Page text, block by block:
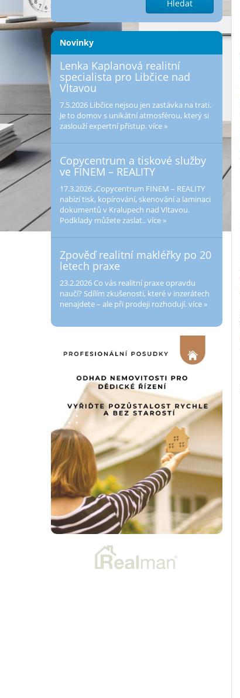
Hledat
Novinky
Lenka Kaplanová realitní
specialista pro Libčice nad
Vltavou
7.5.2026 Libčice nejsou jen zastávka na trati.
Je to domov s unikátní atmosférou, který si
zaslouží expertní přístup.více »
Copycentrum a tiskové služby
ve FINEM – REALITY
17.3.2026„Copycentrum FINEM – REALITY
nabízí tisk, kopírování, skenování a laminaci
dokumentů v Kralupech nad Vltavou.
Podklady můžete zaslat..více »
Zpověď realitní makléřky po 20
letech praxe
23.2.2026 Co vás realitní praxe opravdu
naučí? Sdílím zkušenosti, které v inzerátech
nenajdete – ale při prodeji rozhodují.více »